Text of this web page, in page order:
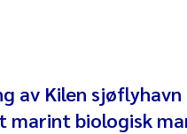
Aina Charlotte
av Kilen
marint biologisk